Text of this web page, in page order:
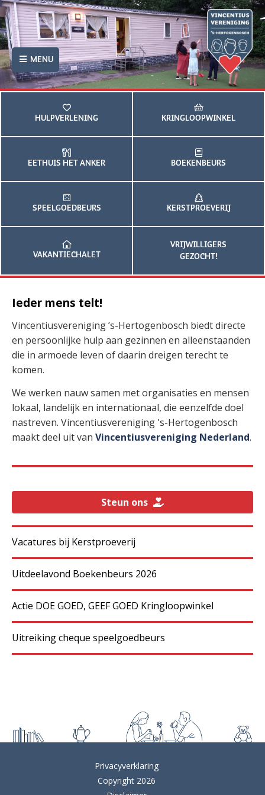
MENU
HULPVERLENING KRINGLOOPWINKEL
EETHUIS HET ANKER BOEKENBEURS
SPEELGOEDBEURS KERSTPROEVERIJ
VAKANTIECHALET
VRIJWILLIGERS
GEZOCHT!
Ieder mens telt!
Vincentiusvereniging ’s-Hertogenbosch biedt directe
en persoonlijke hulp aan gezinnen en alleenstaanden
die in armoede leven of daarin dreigen terecht te
komen.
We werken nauw samen met organisaties en mensen
lokaal, landelijk en internationaal, die eenzelfde doel
nastreven. Vincentiusvereniging 's-Hertogenbosch
maakt deel uit van Vincentiusvereniging Nederland.
Steun ons
Vacatures bij Kerstproeverij
Uitdeelavond Boekenbeurs 2026
Actie DOE GOED, GEEF GOED Kringloopwinkel
Uitreiking cheque speelgoedbeurs
Privacyverklaring
Copyright 2026